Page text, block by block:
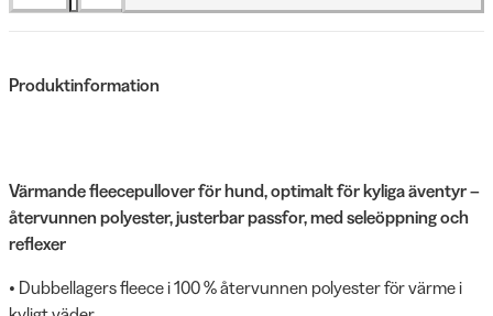
Produktinformation
Värmande fleecepullover för hund, optimalt för kyliga äventyr –
återvunnen polyester, justerbar passfor, med seleöppning och
reflexer
• Dubbellagers fleece i 100 % återvunnen polyester för värme i